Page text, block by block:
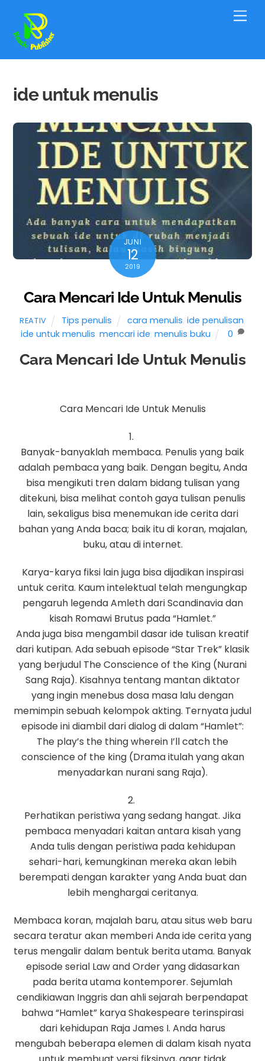
content
ide untuk menulis
JUNI
12
2019
Cara Mencari Ide Untuk Menulis
REATIV Tips penulis cara menulis ide penulisan
ide untuk menulis mencari ide menulis buku 0
Cara Mencari Ide Untuk Menulis
Cara Mencari Ide Untuk Menulis
1.
Banyak-banyaklah membaca. Penulis yang baik
adalah pembaca yang baik. Dengan begitu, Anda
bisa mengikuti tren dalam bidang tulisan yang
ditekuni, bisa melihat contoh gaya tulisan penulis
lain, sekaligus bisa menemukan ide cerita dari
bahan yang Anda baca; baik itu di koran, majalan,
buku, atau di internet.
Karya-karya fiksi lain juga bisa dijadikan inspirasi
untuk cerita. Kaum intelektual telah mengungkap
pengaruh legenda Amleth dari Scandinavia dan
kisah Romawi Brutus pada “Hamlet.”
Anda juga bisa mengambil dasar ide tulisan kreatif
dari kutipan. Ada sebuah episode “Star Trek” klasik
yang berjudul The Conscience of the King (Nurani
Sang Raja). Kisahnya tentang mantan diktator
yang ingin menebus dosa masa lalu dengan
memimpin sebuah kelompok akting. Ternyata judul
episode ini diambil dari dialog di dalam “Hamlet”:
The play’s the thing wherein I’ll catch the
conscience of the king (Drama itulah yang akan
menyadarkan nurani sang Raja).
2.
Perhatikan peristiwa yang sedang hangat. Jika
pembaca menyadari kaitan antara kisah yang
Anda tulis dengan peristiwa pada kehidupan
sehari-hari, kemungkinan mereka akan lebih
berempati dengan karakter yang Anda buat dan
lebih menghargai ceritanya.
Membaca koran, majalah baru, atau situs web baru
secara teratur akan memberi Anda ide cerita yang
terus mengalir dalam bentuk berita utama. Banyak
episode serial Law and Order yang didasarkan
pada berita utama kontemporer. Sejumlah
cendikiawan Inggris dan ahli sejarah berpendapat
bahwa “Hamlet” karya Shakespeare terinspirasi
dari kehidupan Raja James I. Anda harus
mengubah beberapa elemen di dalam kisah nyata